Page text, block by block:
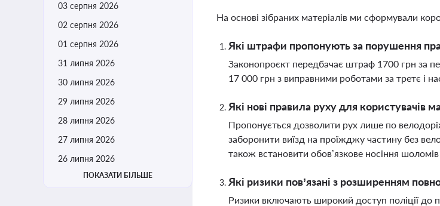
03 серпня 2026
02 серпня 2026
01 серпня 2026
31 липня 2026
30 липня 2026
29 липня 2026
28 липня 2026
27 липня 2026
26 липня 2026
ПОКАЗАТИ БІЛЬШЕ
На основі зібраних матеріалів ми сформували
Які штрафи пропонують за порушення
Законопроєкт передбачає штраф 1700 грн за
17 000 грн з виправними роботами за третє і
Які нові правила руху для користувачів
Пропонується дозволити рух лише по
заборонити виїзд на проїжджу частину без
також встановити обов’язкове носіння шоломів
Які ризики пов’язані з розширенням
Ризики включають широкий доступ поліції до